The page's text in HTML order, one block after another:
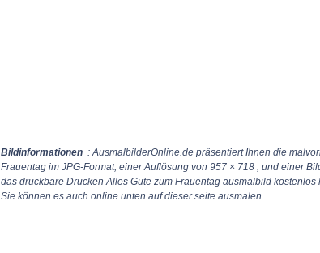
Bildinformationen : AusmalbilderOnline.de präsentiert Ihnen die
Frauentag im JPG-Format, einer Auflösung von 957 × 718 , und einer
das druckbare Drucken Alles Gute zum Frauentag ausmalbild
Sie können es auch online unten auf dieser seite ausmalen.